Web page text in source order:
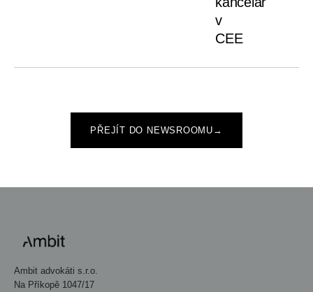
v
CEE
PŘEJÍT DO NEWSROOMU →
Ambit advokáti s.r.o.
Na Příkopě 1047/17